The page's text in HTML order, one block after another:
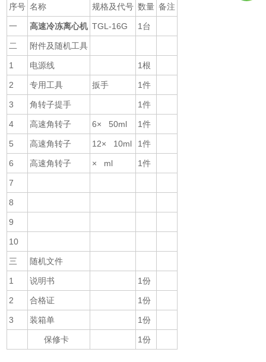
序号 名称 规格及代号 数量 备注
一 高速冷冻离心机 TGL-16G 1台
二 附件及随机工具
1 电源线 1根
2 专用工具 扳手 1件
3 角转子提手 1件
4 高速角转子 6× 50ml 1件
5 高速角转子 12× 10ml 1件
6 高速角转子 × ml 1件
7
8
9
10
三 随机文件
1 说明书 1份
2 合格证 1份
3 装箱单 1份
保修卡 1份